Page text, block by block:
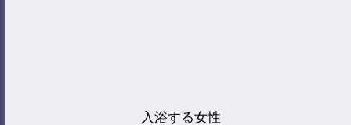
入浴する女性